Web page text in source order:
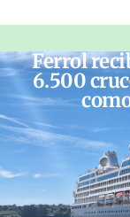
Ferrol
6.500